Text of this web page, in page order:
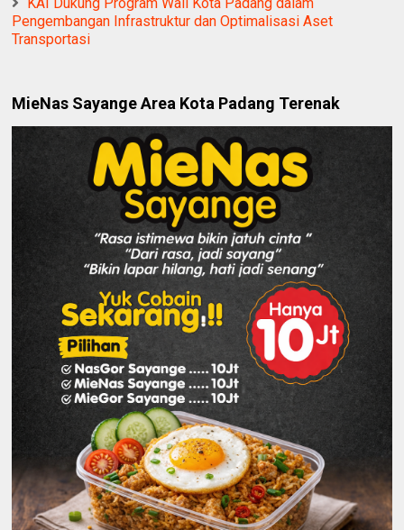
Pengembangan Infrastruktur dan Optimalisasi Aset
Transportasi
MieNas Sayange Area Kota Padang Terenak